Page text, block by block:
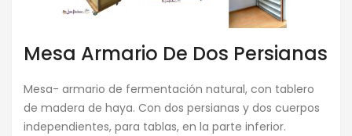
Mesa Armario De Dos Persianas
Mesa- armario de fermentación natural, con tablero
de madera de haya. Con dos persianas y dos cuerpos
independientes, para tablas, en la parte inferior.